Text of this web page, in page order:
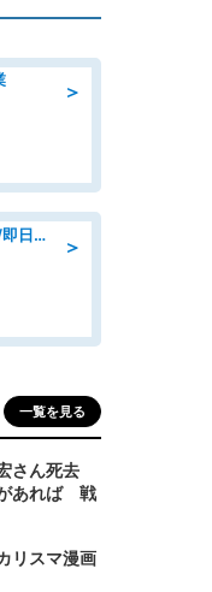
＞
＞
営業/商社でのルート営業のお仕事/即日勤務可/車通勤可/営業
一覧を見る
さん死去
あれば 戦
リスマ漫画